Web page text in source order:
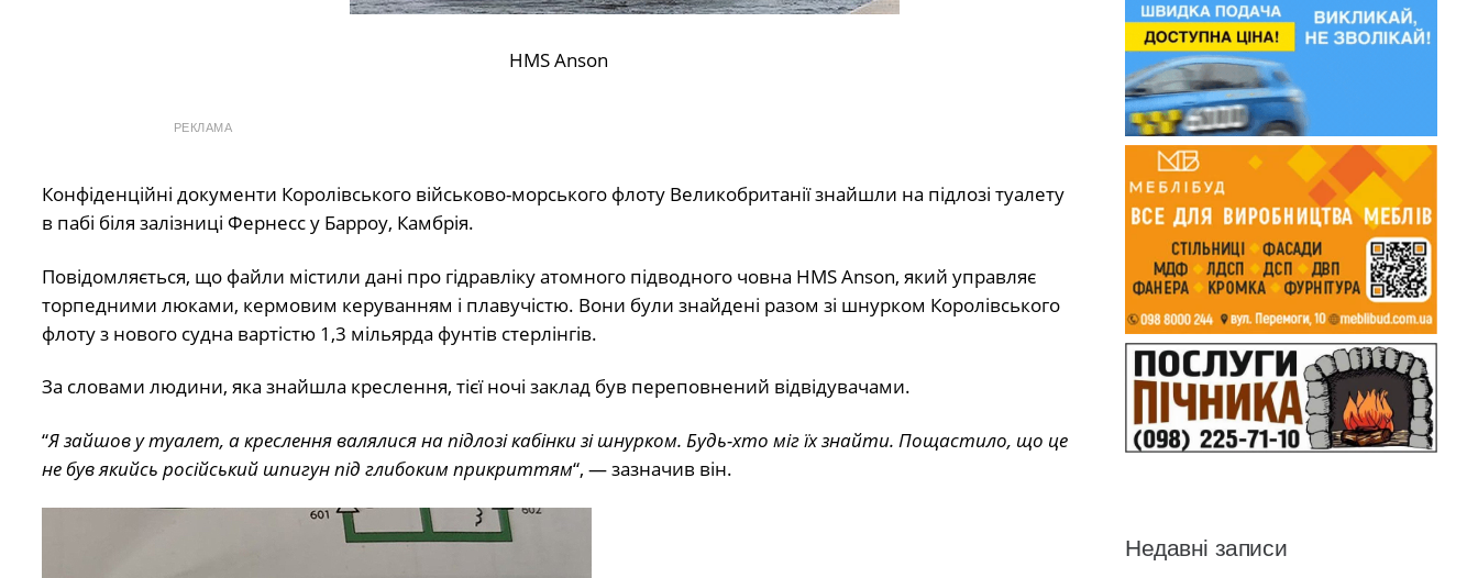
HMS Anson
РЕКЛАМА
Конфіденційні документи Королівського військово-морського флоту Великобританії знайшли на підлозі туалету
в пабі біля залізниці Фернесс у Барроу, Камбрія.
Повідомляється, що файли містили дані про гідравліку атомного підводного човна HMS Anson, який управляє
торпедними люками, кермовим керуванням і плавучістю. Вони були знайдені разом зі шнурком Королівського
флоту з нового судна вартістю 1,3 мільярда фунтів стерлінгів.
За словами людини, яка знайшла креслення, тієї ночі заклад був переповнений відвідувачами.
“Я зайшов у туалет, а креслення валялися на підлозі кабінки зі шнурком. Будь-хто міг їх знайти. Пощастило, що це
не був якийсь російський шпигун під глибоким прикриттям“, — зазначив він.
Недавні записи